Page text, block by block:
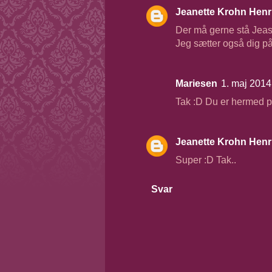
Jeanette Krohn
Der må gerne stå
Jeg sætter også dig
Mariesen 1. maj
Tak :D Du er hermed
Jeanette Krohn
Super :D Tak..
Svar